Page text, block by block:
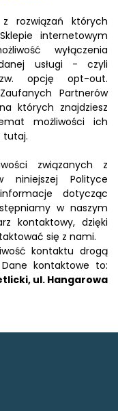
rozwiązań których
internetowym
wyłączenia
usługi - czyli
opcję opt-out.
Partnerów
których znajdziesz
możliwości ich
tutaj.
związanych z
niniejszej Polityce
dotycząc
w naszym
kontaktowy, dzięki
się z nami.
kontaktu drogą
kontaktowe to:
ul. Hangarowa